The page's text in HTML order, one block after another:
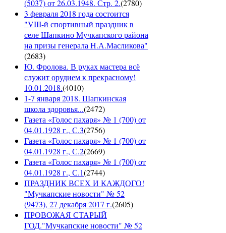
(5037) от 26.03.1948. Стр. 2.(2780)
3 февраля 2018 года состоится
"VIII-й спортивный праздник в
селе Шапкино Мучкапского района
на призы генерала Н.А.Масликова"
(2683)
Ю. Фролова. В руках мастера всё
служит орудием к прекрасному!
10.01.2018.(4010)
1-7 января 2018. Шапкинская
школа здоровья...(2472)
Газета «Голос пахаря» № 1 (700) от
04.01.1928 г., С.3(2756)
Газета «Голос пахаря» № 1 (700) от
04.01.1928 г., С.2(2669)
Газета «Голос пахаря» № 1 (700) от
04.01.1928 г., С.1(2744)
ПРАЗДНИК ВСЕХ И КАЖДОГО!
"Мучкапские новости" № 52
(9473), 27 декабря 2017 г.(2605)
ПРОВОЖАЯ СТАРЫЙ
ГОД."Мучкапские новости" № 52